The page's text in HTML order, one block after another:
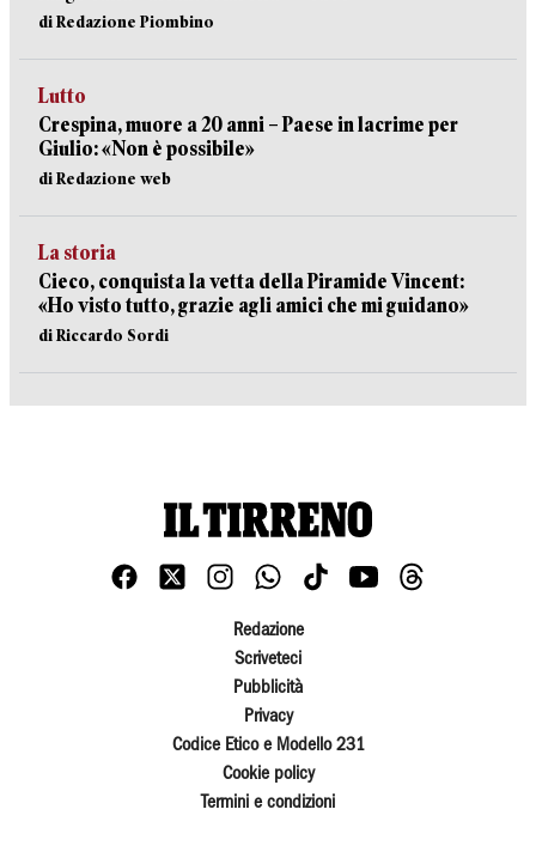
di Redazione Piombino
Lutto
Crespina, muore a 20 anni – Paese in lacrime per
Giulio: «Non è possibile»
di Redazione web
La storia
Cieco, conquista la vetta della Piramide Vincent:
«Ho visto tutto, grazie agli amici che mi guidano»
di Riccardo Sordi
Redazione
Scriveteci
Pubblicità
Privacy
Codice Etico e Modello 231
Cookie policy
Termini e condizioni